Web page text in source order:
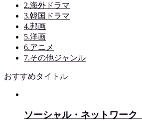
2.海外ドラマ
3.韓国ドラマ
4.邦画
5.洋画
6.アニメ
7.その他ジャンル
おすすめタイトル
ソーシャル・ネットワーク